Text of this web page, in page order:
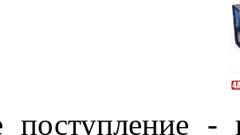
поступление -